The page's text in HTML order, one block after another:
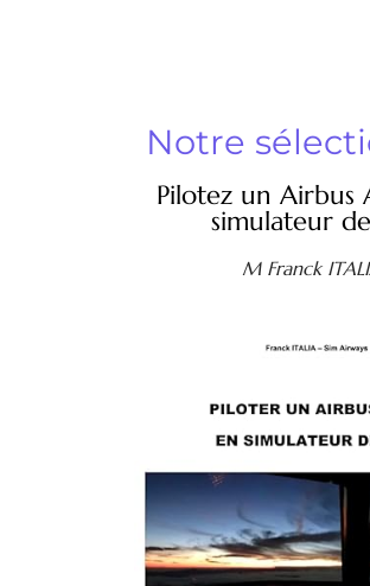
Notre
Pilotez un Airbus
simulateur
M Franck